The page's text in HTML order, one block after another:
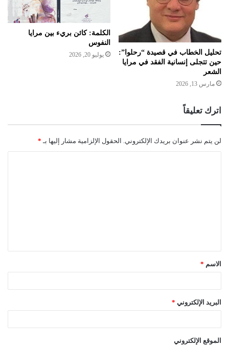
تحليل الخطاب في قصيدة “رحلوا”:
حين تتجلى إنسانية الفقد في مرايا
الشعر
مارس 13, 2026
الكلمة: كائن بريء بين مرايا
النفوس
يوليو 20, 2026
اترك تعليقاً
لن يتم نشر عنوان بريدك الإلكتروني. الحقول الإلزامية مشار إليها بـ *
ق
*الاسم *
البريد الإلكتروني *
الموقع الإلكتروني